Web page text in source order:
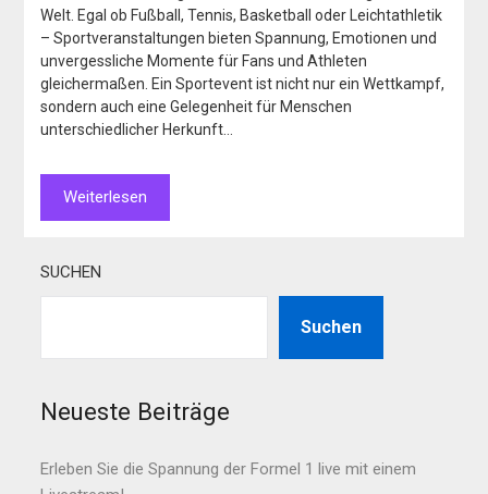
Welt. Egal ob Fußball, Tennis, Basketball oder Leichtathletik
– Sportveranstaltungen bieten Spannung, Emotionen und
unvergessliche Momente für Fans und Athleten
gleichermaßen. Ein Sportevent ist nicht nur ein Wettkampf,
sondern auch eine Gelegenheit für Menschen
unterschiedlicher Herkunft…
Weiterlesen
SUCHEN
Suchen
Neueste Beiträge
Erleben Sie die Spannung der Formel 1 live mit einem